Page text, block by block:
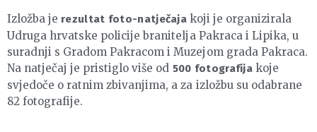
Izložba je rezultat foto-natječaja koji je organizirala
Udruga hrvatske policije branitelja Pakraca i Lipika, u
suradnji s Gradom Pakracom i Muzejom grada Pakraca.
Na natječaj je pristiglo više od 500 fotografija koje
svjedoče o ratnim zbivanjima, a za izložbu su odabrane
82 fotografije.